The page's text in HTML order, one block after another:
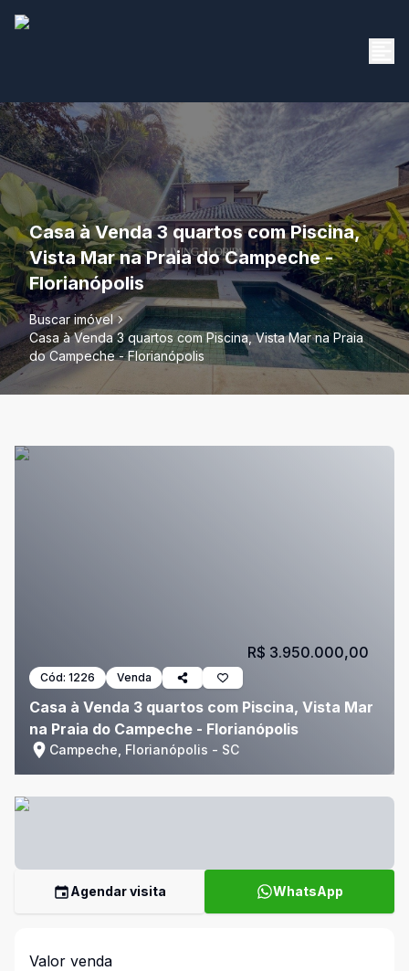
Casa à Venda 3 quartos com Piscina,
Vista Mar na Praia do Campeche -
Florianópolis
Buscar imóvel
Casa à Venda 3 quartos com Piscina, Vista Mar na Praia
do Campeche - Florianópolis
Cód: 1226 Venda
Casa à Venda 3 quartos com Piscina, Vista Mar
na Praia do Campeche - Florianópolis
Campeche, Florianópolis - SC
R$ 3.950.000,00
Agendar visita WhatsApp
Valor venda